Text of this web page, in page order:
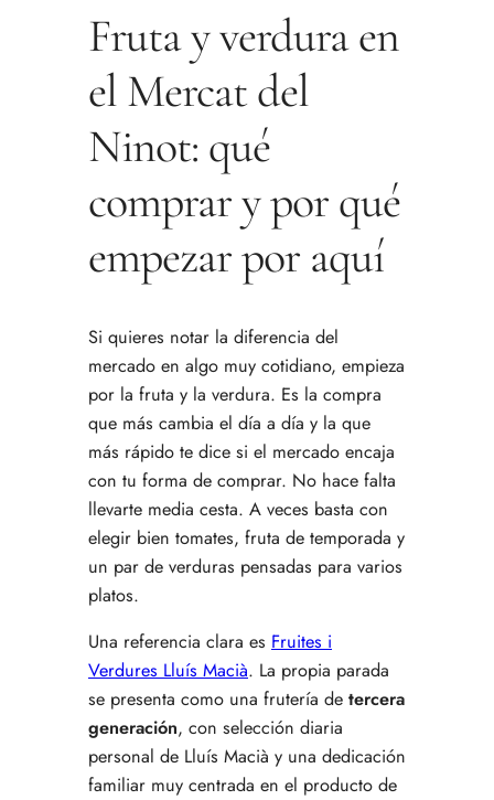
Fruta y verdura en
el Mercat del
Ninot: qué
comprar y por qué
empezar por aquí
Si quieres notar la diferencia del
mercado en algo muy cotidiano, empieza
por la fruta y la verdura. Es la compra
que más cambia el día a día y la que
más rápido te dice si el mercado encaja
con tu forma de comprar. No hace falta
llevarte media cesta. A veces basta con
elegir bien tomates, fruta de temporada y
un par de verduras pensadas para varios
platos.
Una referencia clara es Fruites i
Verdures Lluís Macià. La propia parada
se presenta como una frutería de tercera
generación, con selección diaria
personal de Lluís Macià y una dedicación
familiar muy centrada en el producto de